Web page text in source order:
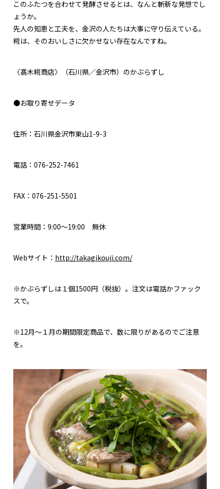
このふたつを合わせて発酵させるとは、なんと斬新な発想でし
ょうか。
先人の知恵と工夫を、金沢の人たちは大事に守り伝えている。
糀は、そのおいしさに欠かせない存在なんですね。
〈髙木糀商店〉（石川県／金沢市）のかぶらずし
●お取り寄せデータ
住所：石川県金沢市東山1-9-3
電話：076-252-7461
FAX：076-251-5501
営業時間：9:00～19:00 無休
Webサイト： http://takagikouji.com/
※かぶらずしは１個1500円（税抜）。注文は電話かファック
スで。
※12月～１月の期間限定商品で、数に限りがあるのでご注意
を。